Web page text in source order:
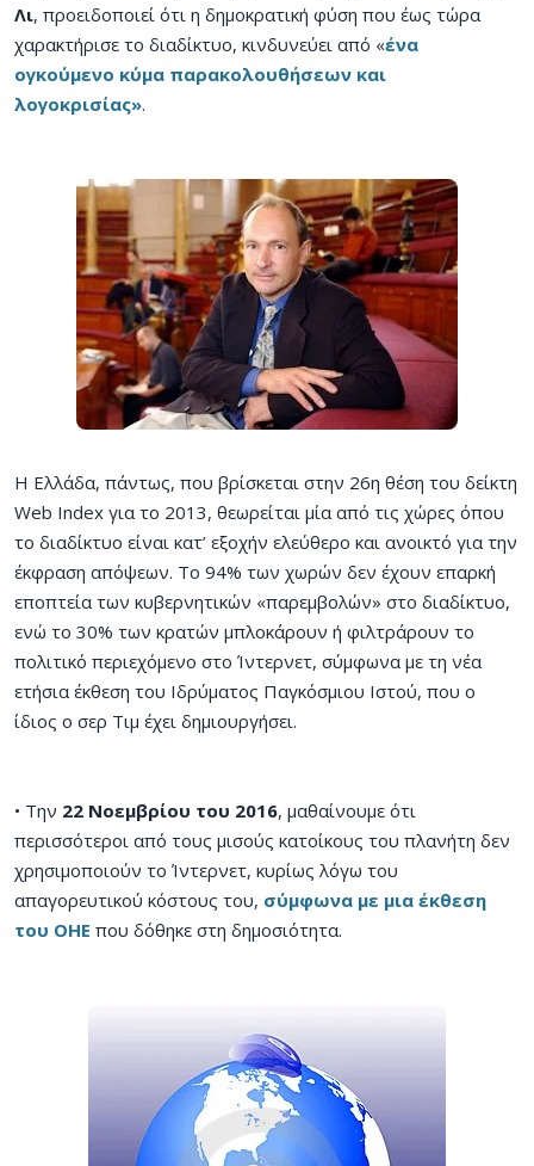
Λι, προειδοποιεί ότι η δημοκρατική φύση που έως τώρα
χαρακτήρισε το διαδίκτυο, κινδυνεύει από «ένα
ογκούμενο κύμα παρακολουθήσεων και
λογοκρισίας».
Η Ελλάδα, πάντως, που βρίσκεται στην 26η θέση του δείκτη
Web Index για το 2013, θεωρείται μία από τις χώρες όπου
το διαδίκτυο είναι κατ’ εξοχήν ελεύθερο και ανοικτό για την
έκφραση απόψεων. Το 94% των χωρών δεν έχουν επαρκή
εποπτεία των κυβερνητικών «παρεμβολών» στο διαδίκτυο,
ενώ το 30% των κρατών μπλοκάρουν ή φιλτράρουν το
πολιτικό περιεχόμενο στο Ίντερνετ, σύμφωνα με τη νέα
ετήσια έκθεση του Ιδρύματος Παγκόσμιου Ιστού, που ο
ίδιος ο σερ Τιμ έχει δημιουργήσει.
• Την 22 Νοεμβρίου του 2016, μαθαίνουμε ότι
περισσότεροι από τους μισούς κατοίκους του πλανήτη δεν
χρησιμοποιούν το Ίντερνετ, κυρίως λόγω του
απαγορευτικού κόστους του, σύμφωνα με μια έκθεση
του ΟΗΕ που δόθηκε στη δημοσιότητα.